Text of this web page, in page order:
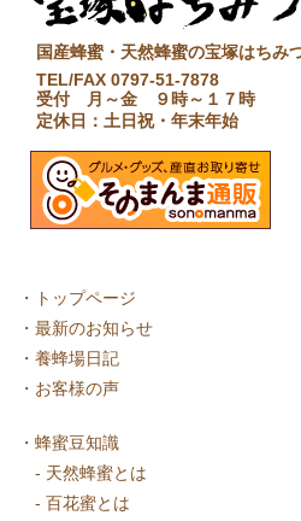
国産蜂蜜・天然蜂蜜の宝塚はちみ
TEL/FAX 0797-51-7878
受付 月～金 ９時～１７時
定休日：土日祝・年末年始
・
トップページ
・ 最新のお知らせ
・ 養蜂場日記
・ お客様の声
・ 蜂蜜豆知識
- 天然蜂蜜とは
- 百花蜜とは